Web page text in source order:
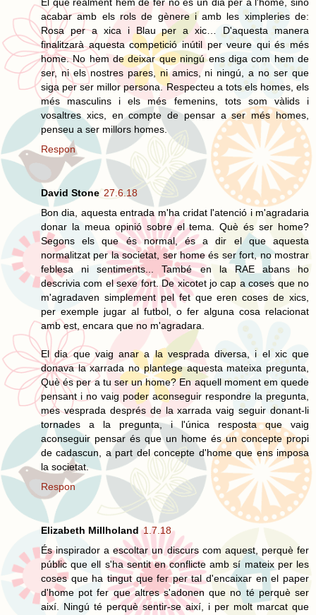
acabar amb els rols de gènere i amb les ximpleries de:
Rosa per a xica i Blau per a xic… D'aquesta manera
finalitzarà aquesta competició inútil per veure qui és més
home. No hem de deixar que ningú ens diga com hem de
ser, ni els nostres pares, ni amics, ni ningú, a no ser que
siga per ser millor persona. Respecteu a tots els homes, els
més masculins i els més femenins, tots som vàlids i
vosaltres xics, en compte de pensar a ser més homes,
penseu a ser millors homes.
Respon
David Stone 27.6.18
Bon dia, aquesta entrada m'ha cridat l'atenció i m'agradaria
donar la meua opinió sobre el tema. Què és ser home?
Segons els que és normal, és a dir el que aquesta
normalitzat per la societat, ser home és ser fort, no mostrar
feblesa ni sentiments... També en la RAE abans ho
descrivia com el sexe fort. De xicotet jo cap a coses que no
m'agradaven simplement pel fet que eren coses de xics,
per exemple jugar al futbol, o fer alguna cosa relacionat
amb est, encara que no m'agradara.
El dia que vaig anar a la vesprada diversa, i el xic que
donava la xarrada no plantege aquesta mateixa pregunta,
Què és per a tu ser un home? En aquell moment em quede
pensant i no vaig poder aconseguir respondre la pregunta,
mes vesprada després de la xarrada vaig seguir donant-li
tornades a la pregunta, i l'única resposta que vaig
aconseguir pensar és que un home és un concepte propi
de cadascun, a part del concepte d'home que ens imposa
la societat.
Respon
Elizabeth Millholand 1.7.18
És inspirador a escoltar un discurs com aquest, perquè fer
públic que ell s'ha sentit en conflicte amb sí mateix per les
coses que ha tingut que fer per tal d'encaixar en el paper
d'home pot fer que altres s'adonen que no té perquè ser
així. Ningú té perquè sentir-se així, i per molt marcat que